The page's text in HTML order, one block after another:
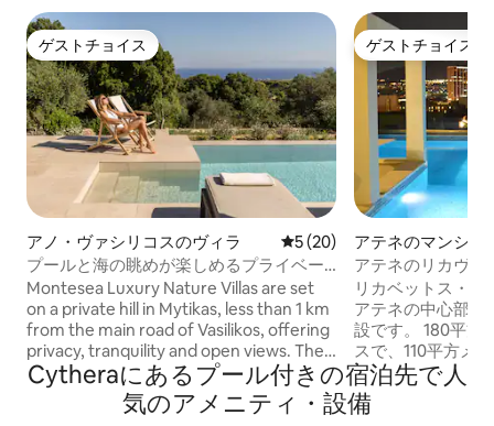
ゲストチョイス
ゲストチョイス
アノ・ヴァシリコスのヴィラ レビュー20件、5つ星中5つ
5 (20)
プールと海の眺めが楽しめるプライベー
トな丘の上のヴィラ
Montesea Luxury Nature Villas are set
on a private hill in Mytikas, less than 1 km
from the main road of Vasilikos, offering
privacy, tranquility and open views. The
location is ideal for guests who wish to
relax in nature while remaining close to
everything. The beaches of Vasilikos are
ゲストチョイス
ゲストチョイス
アテネのマンショ
ート
アテネのリカヴィ
園とプール付きペ
リカベットス・
アテネの中心部に
設です。 180平方メートルのペントハウ
スで、110平方メ
庭園と30平方メ
ルがペントハウス
す。ペントハウス
Cytheraにあるプール付きの宿泊先で人
気のアメニティ・設備